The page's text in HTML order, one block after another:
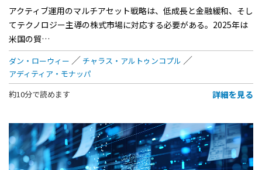
アクティブ運用のマルチアセット戦略は、低成長と金融緩和、そし
てテクノロジー主導の株式市場に対応する必要がある。2025年は
米国の貿…
ダン・ローウィー
チャラス・アルトゥンコプル
アディティア・モナッパ
約10分で読めます
詳細を見る